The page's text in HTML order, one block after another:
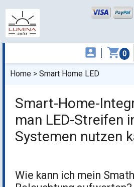
account_box shopping_cart 0
Home Smart Home LED
Smart-Home-
man LED-Streifen
Systemen nutzen
Wie kann ich mein